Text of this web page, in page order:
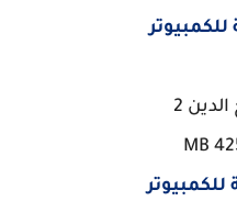
2
للكمبيوتر